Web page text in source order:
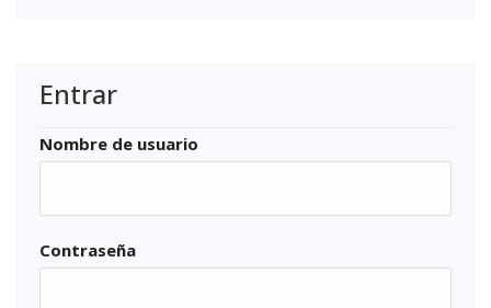
Entrar
Nombre de usuario
Contraseña